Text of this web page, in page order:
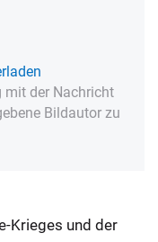
mit der Nachricht
Bildautor zu
Krieges und der